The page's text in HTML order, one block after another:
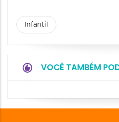
Infantil
VOCÊ TAMBÉM